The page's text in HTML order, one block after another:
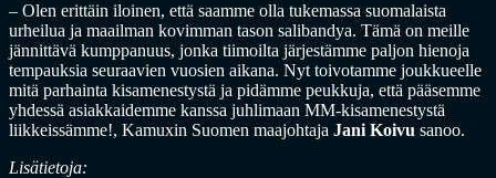
– Olen erittäin iloinen, että saamme olla tukemassa suomalaista
urheilua ja maailman kovimman tason salibandya. Tämä on meille
jännittävä kumppanuus, jonka tiimoilta järjestämme paljon hienoja
tempauksia seuraavien vuosien aikana. Nyt toivotamme joukkueelle
mitä parhainta kisamenestystä ja pidämme peukkuja, että pääsemme
yhdessä asiakkaidemme kanssa juhlimaan MM-kisamenestystä
liikkeissämme!, Kamuxin Suomen maajohtaja Jani Koivu sanoo.
Lisätietoja: